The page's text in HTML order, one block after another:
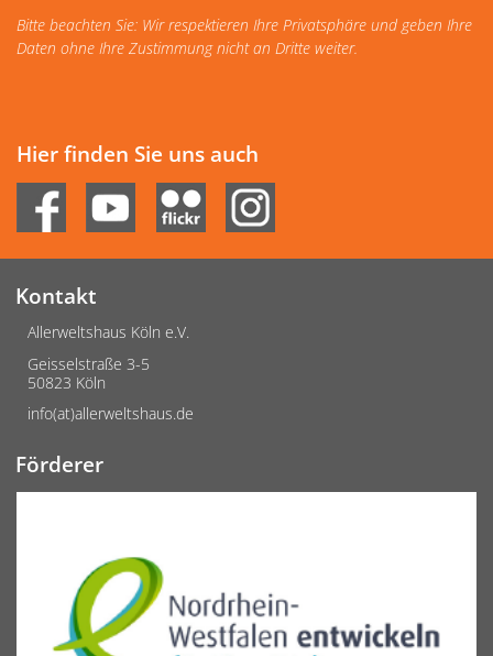
Bitte beachten Sie: Wir respektieren Ihre Privatsphäre und geben Ihre
Daten ohne Ihre Zustimmung nicht an Dritte weiter.
Hier finden Sie uns auch
Kontakt
Allerweltshaus Köln e.V.
Geisselstraße 3-5
50823 Köln
info(at)allerweltshaus.de
Förderer